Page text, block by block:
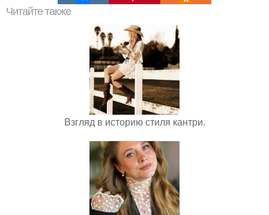
Читайте также
Взгляд в историю стиля кантри.